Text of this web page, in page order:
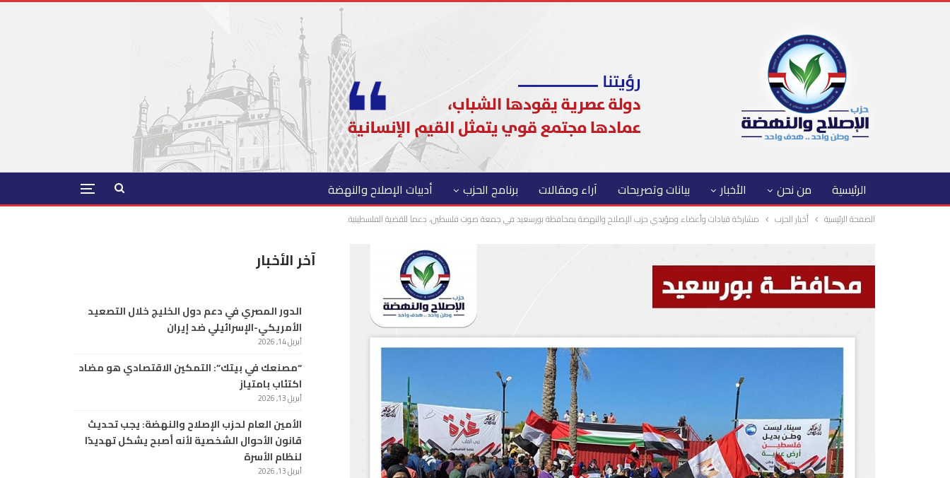
الرئيسية من نحن الأخبار بيانات وتصريحات آراء ومقالات برنامج الحزب أدبيات الإصلاح والنهضة
الصفحة الرئيسية أخبار الحزب مشاركة قيادات وأعضاء ومؤيدي حزب الإصلاح والنهضة بمحافظة بورسعيد في جمعة صوت فلسطين، دعما للقضية الفلسطينية.
آخر الأخبار
الدور المصري في دعم دول الخليج خلال التصعيد
الأمريكي-الإسرائيلي ضد إيران
أبريل 14, 2026
“مصنعك في بيتك”: التمكين الاقتصادي هو مضاد
اكتئاب بامتياز
أبريل 13, 2026
الأمين العام لحزب الإصلاح والنهضة: يجب تحديث
قانون الأحوال الشخصية لأنه أصبح يشكل تهديدًا
لنظام الأسرة
أبريل 13, 2026